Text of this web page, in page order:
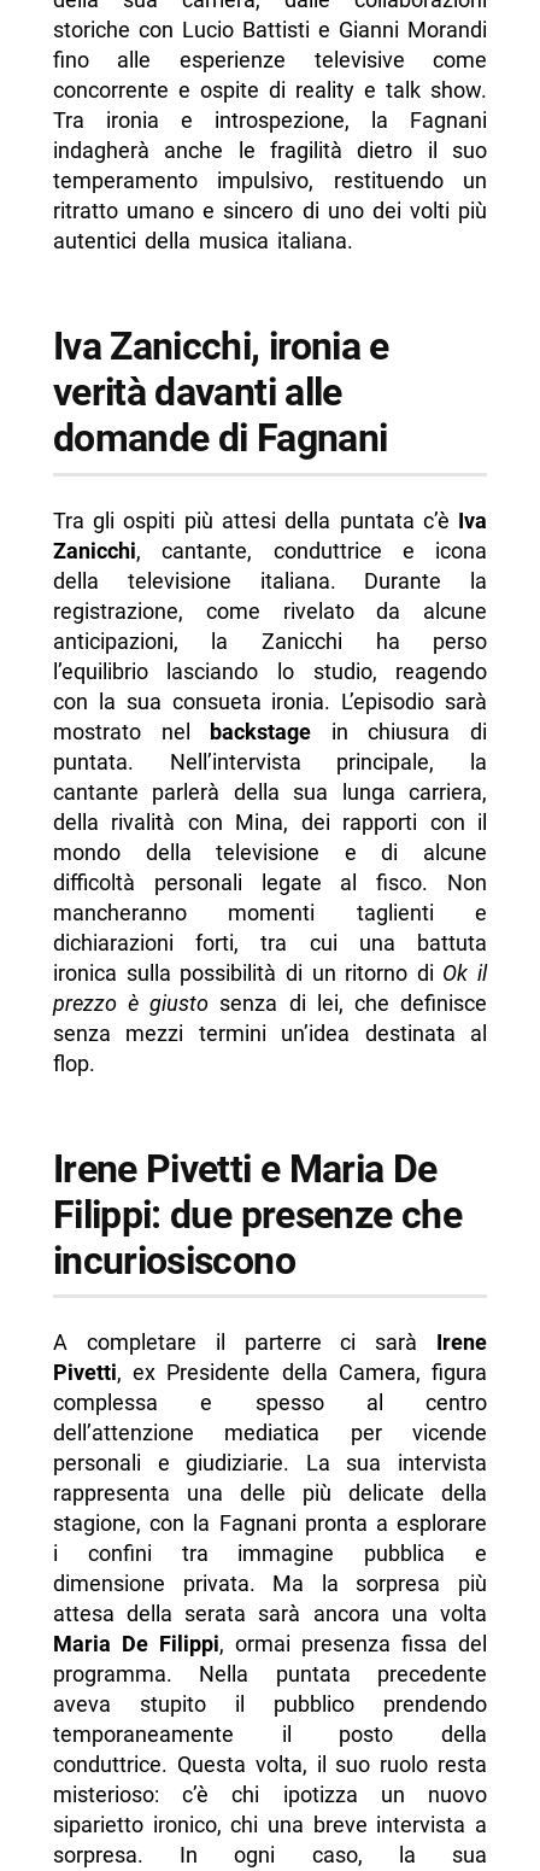
storiche con Lucio Battisti e Gianni Morandi
fino alle esperienze televisive come
concorrente e ospite di reality e talk show.
Tra ironia e introspezione, la Fagnani
indagherà anche le fragilità dietro il suo
temperamento impulsivo, restituendo un
ritratto umano e sincero di uno dei volti più
autentici della musica italiana.
Iva Zanicchi, ironia e
verità davanti alle
domande di Fagnani
Tra gli ospiti più attesi della puntata c’è Iva
Zanicchi, cantante, conduttrice e icona
della televisione italiana. Durante la
registrazione, come rivelato da alcune
anticipazioni, la Zanicchi ha perso
l’equilibrio lasciando lo studio, reagendo
con la sua consueta ironia. L’episodio sarà
mostrato nel backstage in chiusura di
puntata. Nell’intervista principale, la
cantante parlerà della sua lunga carriera,
della rivalità con Mina, dei rapporti con il
mondo della televisione e di alcune
difficoltà personali legate al fisco. Non
mancheranno momenti taglienti e
dichiarazioni forti, tra cui una battuta
ironica sulla possibilità di un ritorno di Ok il
prezzo è giusto senza di lei, che definisce
senza mezzi termini un’idea destinata al
flop.
Irene Pivetti e Maria De
Filippi: due presenze che
incuriosiscono
A completare il parterre ci sarà Irene
Pivetti, ex Presidente della Camera, figura
complessa e spesso al centro
dell’attenzione mediatica per vicende
personali e giudiziarie. La sua intervista
rappresenta una delle più delicate della
stagione, con la Fagnani pronta a esplorare
i confini tra immagine pubblica e
dimensione privata. Ma la sorpresa più
attesa della serata sarà ancora una volta
Maria De Filippi, ormai presenza fissa del
programma. Nella puntata precedente
aveva stupito il pubblico prendendo
temporaneamente il posto della
conduttrice. Questa volta, il suo ruolo resta
misterioso: c’è chi ipotizza un nuovo
siparietto ironico, chi una breve intervista a
sorpresa. In ogni caso, la sua